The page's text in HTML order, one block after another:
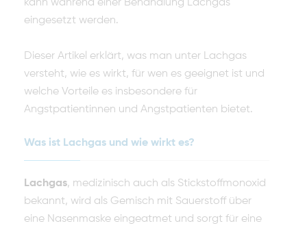
kann während einer Behandlung Lachgas
eingesetzt werden.
Dieser Artikel erklärt, was man unter Lachgas
versteht, wie es wirkt, für wen es geeignet ist und
welche Vorteile es insbesondere für
Angstpatientinnen und Angstpatienten bietet.
Was ist Lachgas und wie wirkt es?
Lachgas, medizinisch auch als Stickstoffmonoxid
bekannt, wird als Gemisch mit Sauerstoff über
eine Nasenmaske eingeatmet und sorgt für eine